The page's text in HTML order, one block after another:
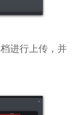
进行上传，并